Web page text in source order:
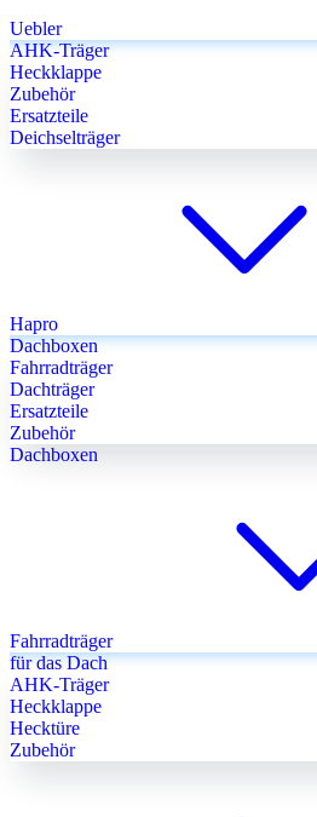
Uebler
AHK-Träger
Heckklappe
Zubehör
Ersatzteile
Deichselträger
Hapro
Dachboxen
Fahrradträger
Dachträger
Ersatzteile
Zubehör
Dachboxen
Fahrradträger
für das Dach
AHK-Träger
Heckklappe
Hecktüre
Zubehör